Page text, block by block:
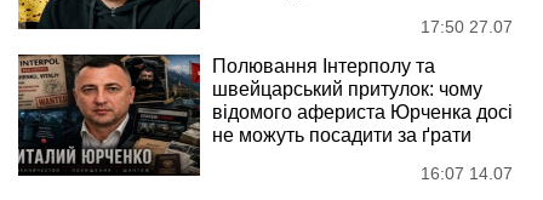
17:50 27.07
Полювання Інтерполу та
швейцарський притулок: чому
відомого афериста Юрченка досі
не можуть посадити за ґрати
16:07 14.07